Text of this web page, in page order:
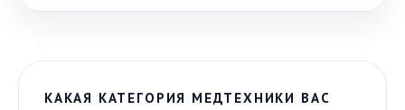
КАКАЯ КАТЕГОРИЯ МЕДТЕХНИКИ ВАС